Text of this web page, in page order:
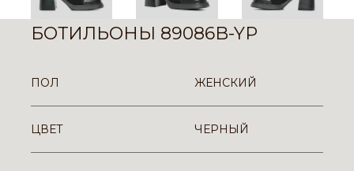
БОТИЛЬОНЫ 89086B-YP
ПОЛ ЖЕНСКИЙ
ЦВЕТ ЧЕРНЫЙ